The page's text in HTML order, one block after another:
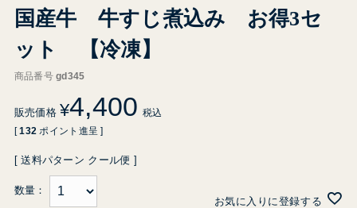
国産牛 牛すじ煮込み お得3セ
ット 【冷凍】
商品番号 gd345
販売価格 ¥4,400 税込
[ 132 ポイント進呈 ]
送料パターン クール便
お気に入りに登録する